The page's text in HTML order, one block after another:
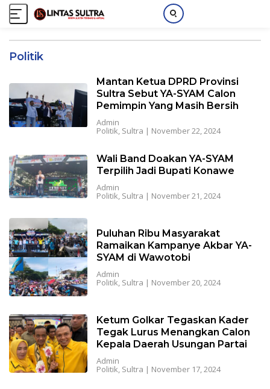
Politik
Mantan Ketua DPRD Provinsi
Sultra Sebut YA-SYAM Calon
Pemimpin Yang Masih Bersih
Admin
Politik, Sultra | November 22, 2024
Wali Band Doakan YA-SYAM
Terpilih Jadi Bupati Konawe
Admin
Politik, Sultra | November 21, 2024
Puluhan Ribu Masyarakat
Ramaikan Kampanye Akbar YA-
SYAM di Wawotobi
Admin
Politik, Sultra | November 20, 2024
Ketum Golkar Tegaskan Kader
Tegak Lurus Menangkan Calon
Kepala Daerah Usungan Partai
Admin
Politik Sultra | November 17, 2024